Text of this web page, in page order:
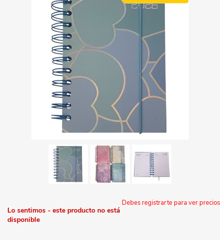
Debes registrarte para ver precios
Lo sentimos - este producto no está
disponible